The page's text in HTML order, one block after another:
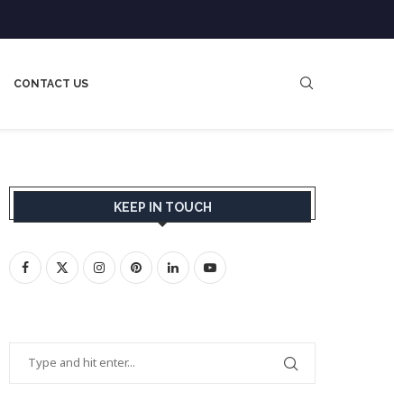
CONTACT US
KEEP IN TOUCH